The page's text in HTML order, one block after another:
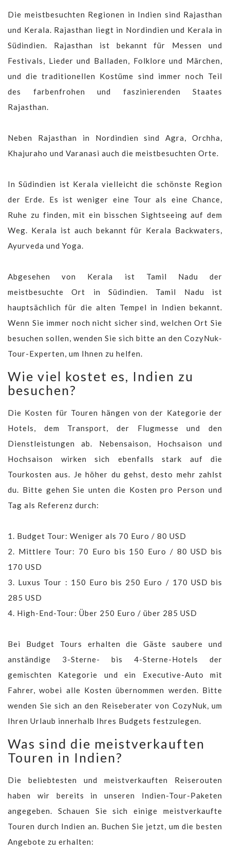
Die meistbesuchten Regionen in Indien sind Rajasthan
und Kerala. Rajasthan liegt in Nordindien und Kerala in
Südindien. Rajasthan ist bekannt für Messen und
Festivals, Lieder und Balladen, Folklore und Märchen,
und die traditionellen Kostüme sind immer noch Teil
des farbenfrohen und faszinierenden Staates
Rajasthan.
Neben Rajasthan in Nordindien sind Agra, Orchha,
Khajuraho und Varanasi auch die meistbesuchten Orte.
In Südindien ist Kerala vielleicht die schönste Region
der Erde. Es ist weniger eine Tour als eine Chance,
Ruhe zu finden, mit ein bisschen Sightseeing auf dem
Weg. Kerala ist auch bekannt für Kerala Backwaters,
Ayurveda und Yoga.
Abgesehen von Kerala ist Tamil Nadu der
meistbesuchte Ort in Südindien. Tamil Nadu ist
hauptsächlich für die alten Tempel in Indien bekannt.
Wenn Sie immer noch nicht sicher sind, welchen Ort Sie
besuchen sollen, wenden Sie sich bitte an den CozyNuk-
Tour-Experten, um Ihnen zu helfen.
Wie viel kostet es, Indien zu
besuchen?
Die Kosten für Touren hängen von der Kategorie der
Hotels, dem Transport, der Flugmesse und den
Dienstleistungen ab. Nebensaison, Hochsaison und
Hochsaison wirken sich ebenfalls stark auf die
Tourkosten aus. Je höher du gehst, desto mehr zahlst
du. Bitte gehen Sie unten die Kosten pro Person und
Tag als Referenz durch:
1. Budget Tour: Weniger als 70 Euro / 80 USD
2. Mittlere Tour: 70 Euro bis 150 Euro / 80 USD bis
170 USD
3. Luxus Tour : 150 Euro bis 250 Euro / 170 USD bis
285 USD
4. High-End-Tour: Über 250 Euro / über 285 USD
Bei Budget Tours erhalten die Gäste saubere und
anständige 3-Sterne- bis 4-Sterne-Hotels der
gemischten Kategorie und ein Executive-Auto mit
Fahrer, wobei alle Kosten übernommen werden. Bitte
wenden Sie sich an den Reiseberater von CozyNuk, um
Ihren Urlaub innerhalb Ihres Budgets festzulegen.
Was sind die meistverkauften
Touren in Indien?
Die beliebtesten und meistverkauften Reiserouten
haben wir bereits in unseren Indien-Tour-Paketen
angegeben. Schauen Sie sich einige meistverkaufte
Touren durch Indien an. Buchen Sie jetzt, um die besten
Angebote zu erhalten: